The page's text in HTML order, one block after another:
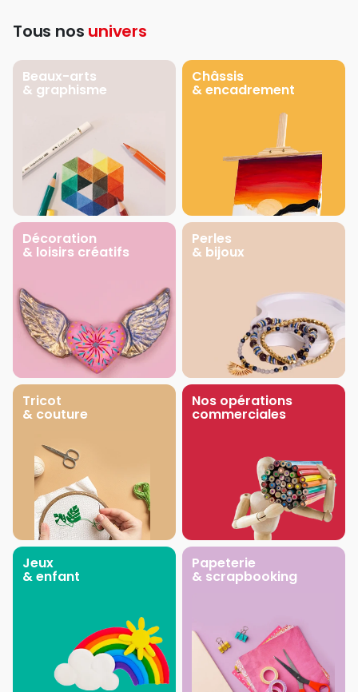
Tous nos univers
Beaux-arts
& graphisme
Châssis
& encadrement
Décoration
& loisirs créatifs
Perles
& bijoux
Tricot
& couture
Nos opérations
commerciales
Jeux
& enfant
Papeterie
& scrapbooking